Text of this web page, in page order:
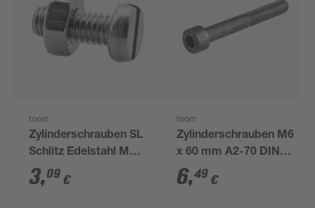
toom
Zylinderschrauben SL
Schlitz Edelstahl M4 x
10 mm 10 Stück
3,09 €
toom
Zylinderschrauben M6
x 60 mm A2-70 DIN
912 4 Stück
6,49 €